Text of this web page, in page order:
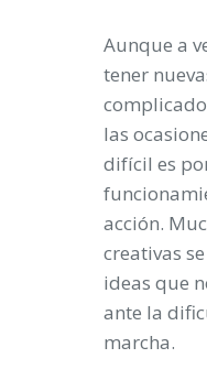
Aunque a
tener
las
difícil es
acción.
creativas
ideas que
ante la
marcha.